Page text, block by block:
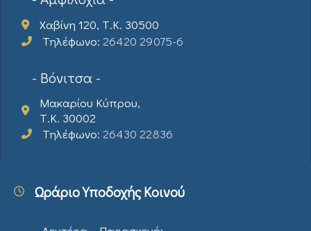
Χαβίνη 120, Τ.Κ. 30500
Τηλέφωνο: 26420 29075-6
- Βόνιτσα -
Μακαρίου Κύπρου,
Τ.Κ. 30002
Τηλέφωνο: 26430 22836
Ωράριο Υποδοχής Κοινού